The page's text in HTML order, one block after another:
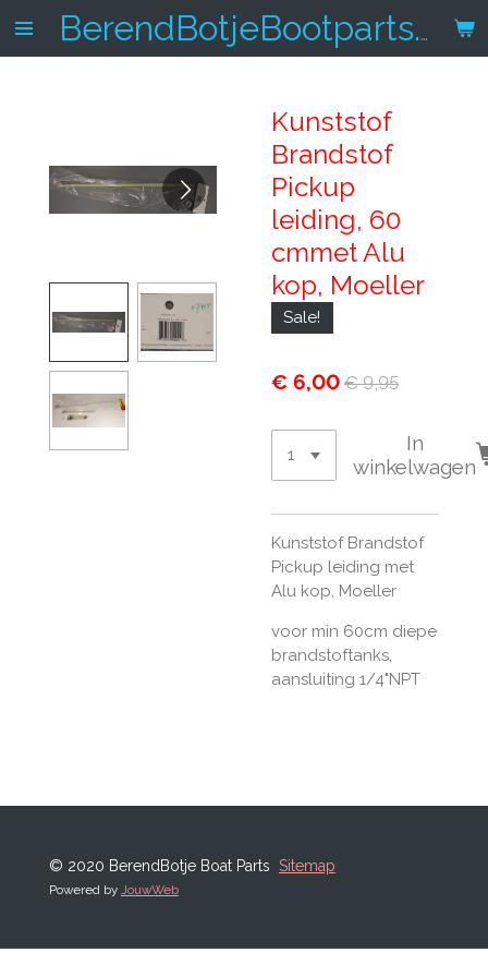
Ga
BerendBotjeBootparts.nl
Kunststof
Brandstof
Pickup
leiding, 60
cmmet Alu
kop, Moeller
Sale!
€ 6,00 € 9,95
In
winkelwagen
Kunststof Brandstof
Pickup leiding met
Alu kop, Moeller
voor min 60cm diepe
brandstoftanks,
aansluiting 1/4"NPT
© 2020 BerendBotje Boat Parts Sitemap
Powered by JouwWeb